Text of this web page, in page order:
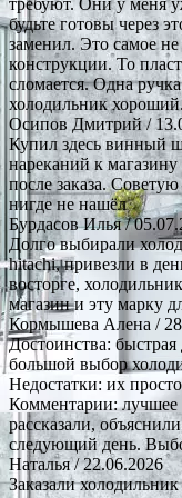
будьте готовы через
заменил. Это самое не
конструкции. То
сломается. Одна
холодильник хороший.
Осипов Дмитрий/
Купил здесь винный
нареканий к
после заказа.
нигде не нашёл
Бурдасов Илья/
Долго выбирали
hitachi, привезли в
восторге,
магазин и эту марку
Кормышева Алена /
Достоинства:
большой выбор
Недостатки: их
Комментарии: лучшее
рассказали,
следующий день.
Наталья/ 22.06.2026
Заказали